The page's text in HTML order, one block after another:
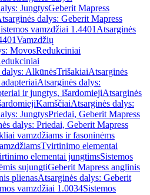
JungtysGeberit Mapress
dalys: Geberit Mapress
vamzdžiai 1.4401 Atsarginės
Vamzdžių
MovosRedukciniai
dalys: AlkūnėsTrišakiaiAtsarginės
Atsarginės dalys:
ir jungtys, išardomiejiAtsarginės
KamščiaiAtsarginės dalys:
JungtysPriedai, Geberit Mapress
dalys: Priedai, Geberit Mapress
vamzdžiams ir fasoninėms
Tvirtinimo elementai
elementai jungtimsSistemos
sujungtiGeberit Mapress anglinis
plienasAtsarginės dalys: Geberit
vamzdžiai 1.0034Sistemos